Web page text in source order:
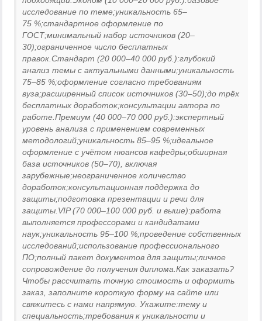
исследование по теме;уникальность 65–
75 %;стандартное оформление по
ГОСТ;минимальный набор источников (20–
30);ограниченное число бесплатных
правок.Стандарт (20 000–40 000 руб.):глубокий
анализ темы с актуальными данными;уникальность
75–85 %;оформление согласно требованиям
вуза;расширенный список источников (30–50);до трёх
бесплатных доработок;консультации автора по
работе.Премиум (40 000–70 000 руб.):экспертный
уровень анализа с применением современных
методологий;уникальность 85–95 %;идеальное
оформление с учётом нюансов кафедры;обширная
база источников (50–70), включая
зарубежные;неограниченное количество
доработок;консультационная поддержка до
защиты;подготовка презентации и речи для
защиты.VIP (70 000–100 000 руб. и выше):работа
выполняется профессорами и кандидатами
наук;уникальность 95–100 %;проведение собственных
исследований;использование профессионального
ПО;полный пакет документов для защиты;личное
сопровождение до получения диплома.Как заказать?
Чтобы рассчитать точную стоимость и оформить
заказ, заполните короткую форму на сайте или
свяжитесь с нами напрямую. Укажите:тему и
специальность;требования к уникальности и